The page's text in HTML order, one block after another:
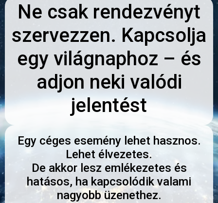
Ne csak rendezvényt
szervezzen. Kapcsolja
egy világnaphoz – és
adjon neki valódi
jelentést
Egy céges esemény lehet hasznos.
Lehet élvezetes.
De akkor lesz emlékezetes és
hatásos, ha kapcsolódik valami
nagyobb üzenethez.